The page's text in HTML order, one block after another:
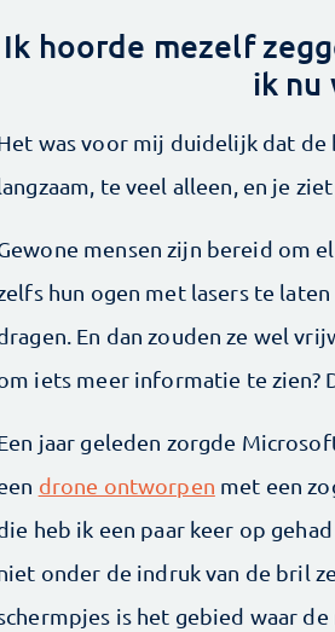
Ik hoorde mezelf
ik nu
was voor mij duidelijk dat de
te veel alleen, en je
mensen zijn ­bereid om
hun ogen met lasers te
En dan zouden ze wel
iets meer ­informatie te zien?
jaar geleden zorgde
drone ontworpen met een
heb ik een paar keer op
onder de indruk van de bril
is het gebied waar